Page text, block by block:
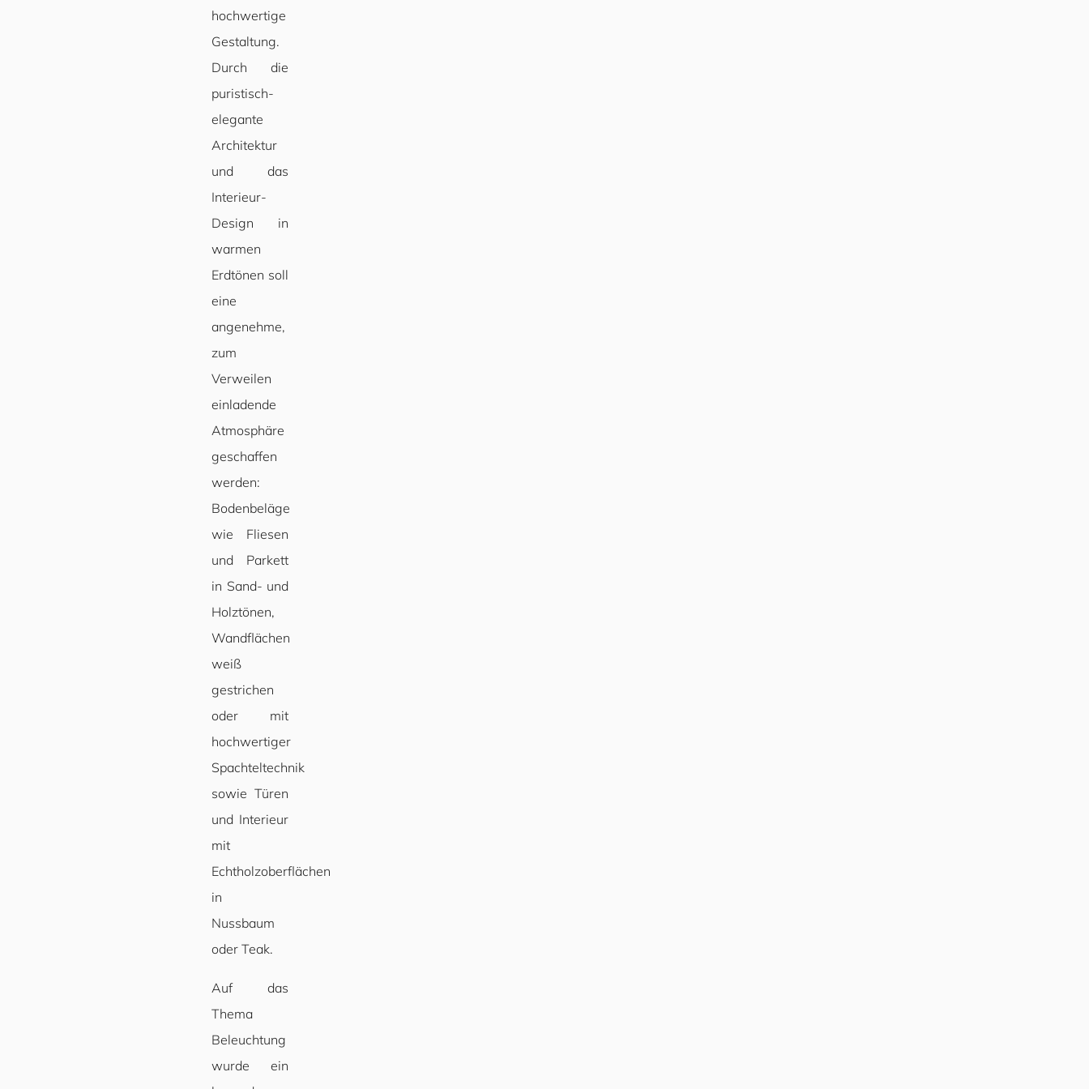
hochwertige
Gestaltung.
Durch die
puristisch-
elegante
Architektur
und das
Interieur-
Design in
warmen
Erdtönen soll
eine
angenehme,
zum
Verweilen
einladende
Atmosphäre
geschaffen
werden:
Bodenbeläge
wie Fliesen
und Parkett
in Sand- und
Holztönen,
Wandflächen
weiß
gestrichen
oder mit
hochwertiger
Spachteltechnik
sowie Türen
und Interieur
mit
Echtholzoberflächen
in
Nussbaum
oder Teak.
Auf das
Thema
Beleuchtung
wurde ein